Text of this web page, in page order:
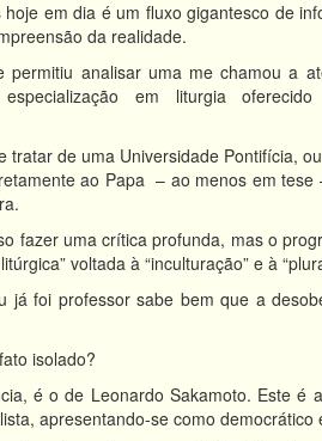
em dia é um fluxo gigantesco de
da realidade.
permitiu analisar uma me chamou a
em liturgia
de uma Universidade Pontifícia,
ao Papa – ao menos em
fazer uma crítica profunda, mas o
voltada à “inculturação” e à
já foi professor sabe bem que a
isolado?
é o de Leonardo Sakamoto. Este
apresentando-se como democrático